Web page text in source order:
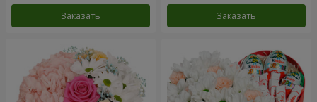
Заказать Заказать